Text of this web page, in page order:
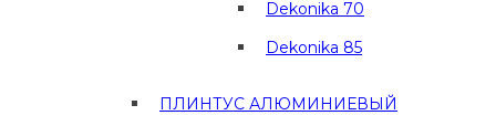
Dekonika 70
Dekonika 85
ПЛИНТУС АЛЮМИНИЕВЫЙ